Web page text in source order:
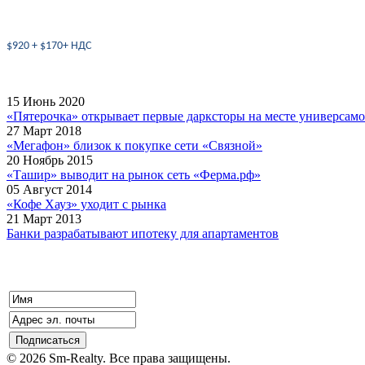
$920 + $170+ НДС
15 Июнь 2020
«Пятерочка» открывает первые дарксторы на месте
27 Март 2018
«Мегафон» близок к покупке сети «Связной»
20 Ноябрь 2015
«Ташир» выводит на рынок сеть «Ферма.рф»
05 Август 2014
«Кофе Хауз» уходит с рынка
21 Март 2013
Банки разрабатывают ипотеку для апартаментов
© 2026 Sm-Realty. Все права защищены.